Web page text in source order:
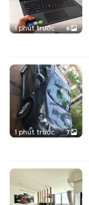
1 phút trước 6
1 phút trước 7